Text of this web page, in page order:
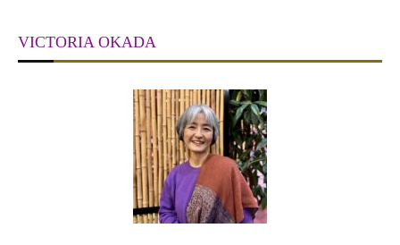
VICTORIA OKADA